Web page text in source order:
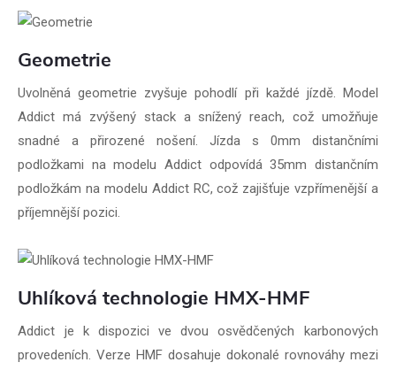
Geometrie
Uvolněná geometrie zvyšuje pohodlí při každé jízdě. Model
Addict má zvýšený stack a snížený reach, což umožňuje
snadné a přirozené nošení. Jízda s 0mm distančními
podložkami na modelu Addict odpovídá 35mm distančním
podložkám na modelu Addict RC, což zajišťuje vzpřímenější a
příjemnější pozici.
Uhlíková technologie HMX-HMF
Addict je k dispozici ve dvou osvědčených karbonových
provedeních. Verze HMF dosahuje dokonalé rovnováhy mezi